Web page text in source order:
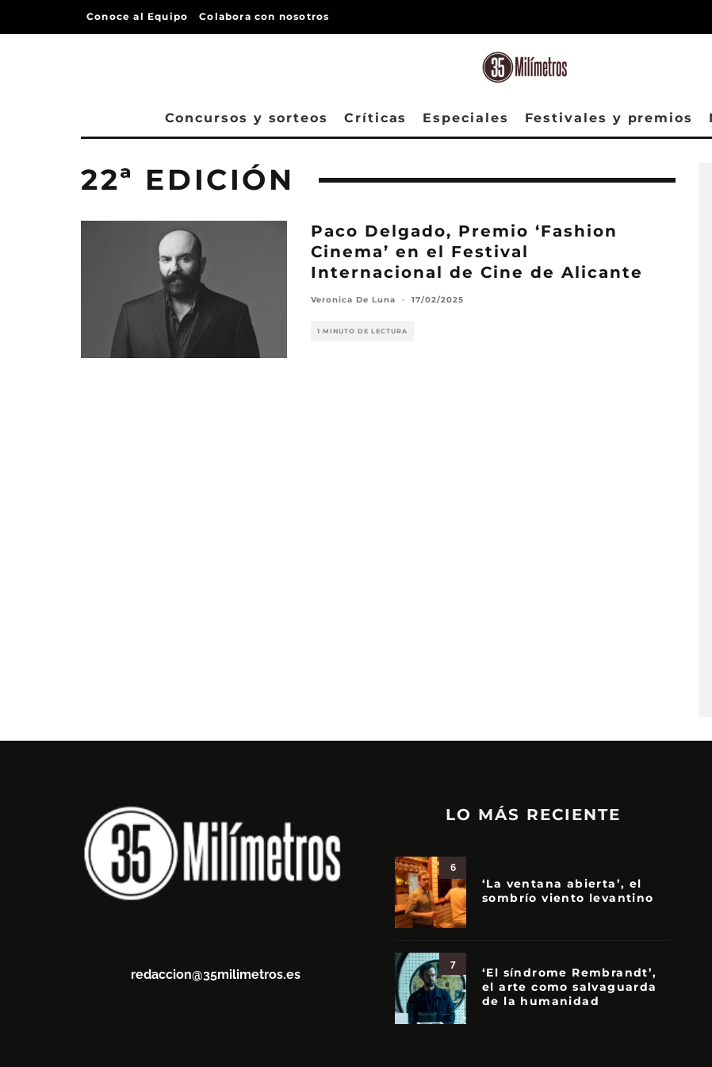
Conoce al Equipo Colabora con nosotros
Concursos y sorteos Críticas Especiales Festivales y premios
22ª EDICIÓN
Paco Delgado, Premio ‘Fashion
Cinema’ en el Festival
Internacional de Cine de Alicante
Veronica De Luna · 17/02/2025
1 MINUTO DE LECTURA
redaccion@35milimetros.es
LO MÁS RECIENTE
6
‘La ventana abierta’, el
sombrío viento levantino
7
‘El síndrome Rembrandt’,
el arte como salvaguarda
de la humanidad